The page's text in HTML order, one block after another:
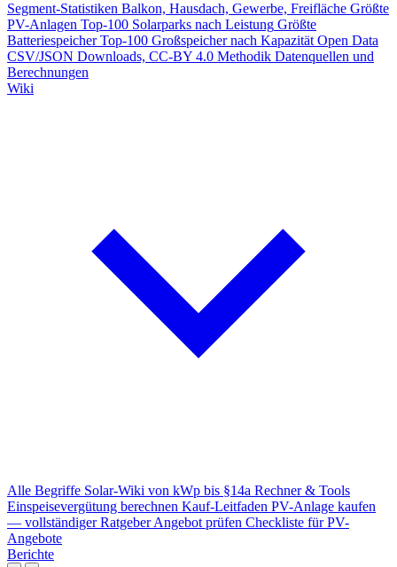
Segment-Statistiken Balkon, Hausdach, Gewerbe, Freifläche Größte
PV-Anlagen Top-100 Solarparks nach Leistung Größte
Batteriespeicher Top-100 Großspeicher nach Kapazität Open Data
CSV/JSON Downloads, CC-BY 4.0 Methodik Datenquellen und
Berechnungen
Wiki
Alle Begriffe Solar-Wiki von kWp bis §14a Rechner & Tools
Einspeisevergütung berechnen Kauf-Leitfaden PV-Anlage kaufen
— vollständiger Ratgeber Angebot prüfen Checkliste für PV-
Angebote
Berichte